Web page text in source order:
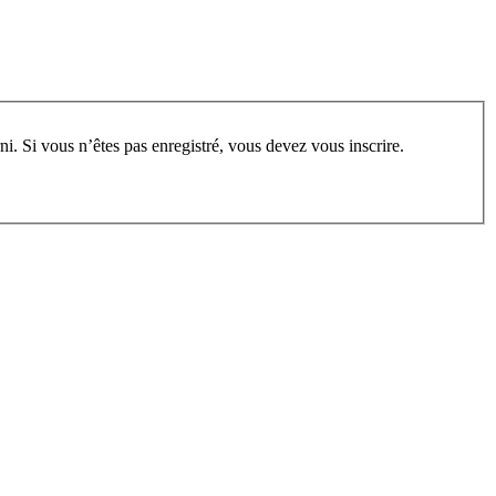
vous devez vous enregistrer au préalable. Merci d’indiquer ci-dessous l’identifiant personnel qui vous a été fourni. Si vous n’êtes pas enregistré, vous devez vous inscrire.